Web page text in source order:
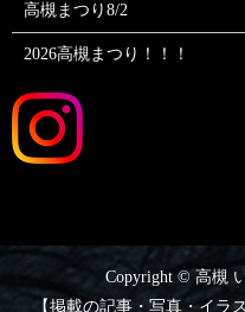
高槻まつり8/2
2026高槻まつり！！！
Copyright © 高槻
【掲載の記事・写真・イラ